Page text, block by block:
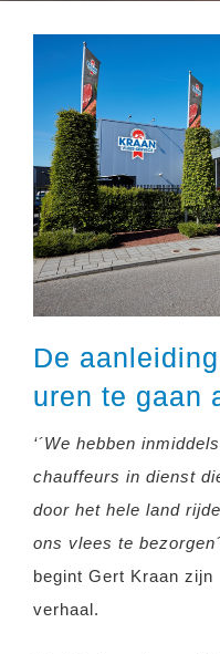
De
uren te gaan
‘´We hebben
chauffeurs in dienst
door het hele land
ons vlees te
begint Gert Kraan zijn
verhaal.